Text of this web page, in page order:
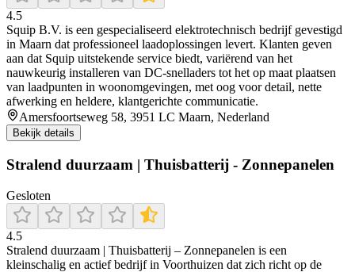
4.5
Squip B.V. is een gespecialiseerd elektrotechnisch bedrijf gevestigd
in Maarn dat professioneel laadoplossingen levert. Klanten geven
aan dat Squip uitstekende service biedt, variërend van het
nauwkeurig installeren van DC‑snelladers tot het op maat plaatsen
van laadpunten in woonomgevingen, met oog voor detail, nette
afwerking en heldere, klantgerichte communicatie.
Amersfoortseweg 58, 3951 LC Maarn, Nederland
Bekijk details
Stralend duurzaam | Thuisbatterij - Zonnepanelen
Gesloten
4.5
Stralend duurzaam | Thuisbatterij – Zonnepanelen is een
kleinschalig en actief bedrijf in Voorthuizen dat zich richt op de